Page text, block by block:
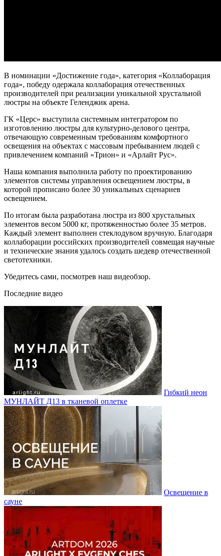
В номинации «Достижение года», категория «Коллаборация
года», победу одержала коллаборация отечественных
производителей при реализации уникальной хрустальной
люстры на объекте Геленджик арена.
ГК «Церс» выступила системным интегратором по
изготовлению люстры для культурно-делового центра,
отвечающую современным требованиям комфортного
освещения на объектах с массовым пребыванием людей с
привлечением компаний «Трион» и «Арлайт Рус».
Наша компания выполнила работу по проектированию
элементов системы управления освещением люстры, в
которой прописано более 30 уникальных сценариев
освещением.
По итогам была разработана люстра из 800 хрустальных
элементов весом 5000 кг, протяженностью более 35 метров.
Каждый элемент выполнен стеклодувом вручную. Благодаря
коллаборации российских производителей совмещая научные
и технические знания удалось создать шедевр отечественной
светотехники.
Убедитесь сами, посмотрев наш видеобзор.
Последние видео
Гибкий неон
МУНЛАЙТ Д13 в тканевой оплетке
Освещение в
сауне